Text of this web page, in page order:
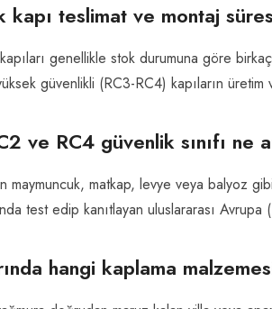
teslimat ve montaj
genellikle stok durumuna göre
güvenlikli (RC3-RC4) kapıların
ve RC4 güvenlik sınıfı ne
maymuncuk, matkap, levye veya balyoz
test edip kanıtlayan uluslararası Avrupa
hangi kaplama